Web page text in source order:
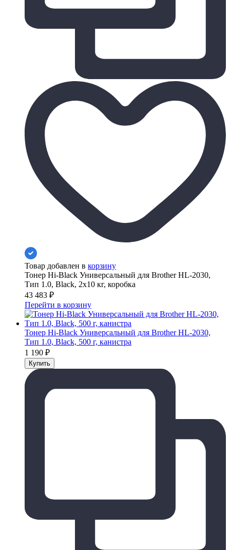
Товар добавлен в корзину
Тонер Hi-Black Универсальный для Brother HL-2030,
Тип 1.0, Black, 2x10 кг, коробка
43 483 ₽
Перейти в корзину
Тонер Hi-Black Универсальный для Brother HL-2030,
Тип 1.0, Black, 500 г, канистра
1 190 ₽